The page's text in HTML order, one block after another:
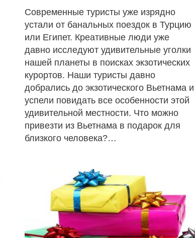
Современные туристы уже изрядно
устали от банальных поездок в Турцию
или Египет. Креативные люди уже
давно исследуют удивительные уголки
нашей планеты в поисках экзотических
курортов. Наши туристы давно
добрались до экзотического Вьетнама и
успели повидать все особенности этой
удивительной местности. Что можно
привезти из Вьетнама в подарок для
близкого человека?…